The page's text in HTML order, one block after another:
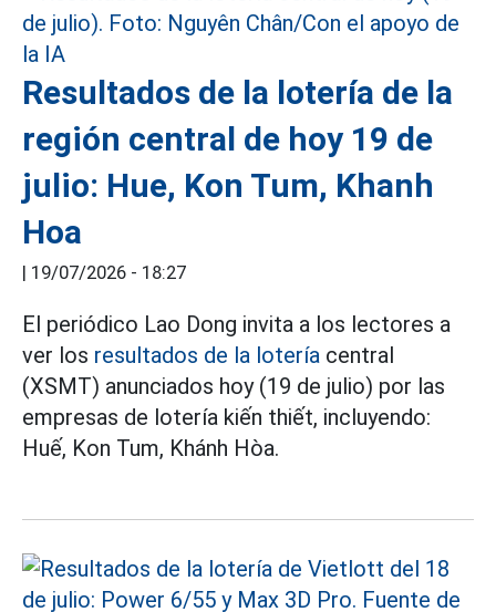
Resultados de la lotería de la
región central de hoy 19 de
julio: Hue, Kon Tum, Khanh
Hoa
| 19/07/2026 - 18:27
El periódico Lao Dong invita a los lectores a
ver los resultados de la lotería central
(XSMT) anunciados hoy (19 de julio) por las
empresas de lotería kiến thiết, incluyendo:
Huế, Kon Tum, Khánh Hòa.